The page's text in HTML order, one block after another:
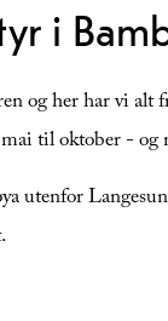
i
og her har vi
til oktober - og
utenfor